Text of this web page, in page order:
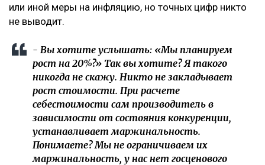
или иной меры на инфляцию, но точных цифр никто
не выводит.
- Вы хотите услышать: «Мы планируем
рост на 20%?» Так вы хотите? Я такого
никогда не скажу. Никто не закладывает
рост стоимости. При расчете
себестоимости сам производитель в
зависимости от состояния конкуренции,
устанавливает маржинальность.
Понимаете? Мы не ограничиваем их
маржинальность, у нас нет госценового